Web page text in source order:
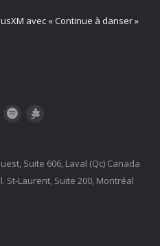
avec « Continue à danser »
Spotify
Suite 606, Laval (Qc) Canada
St-Laurent, Suite 200, Montréal